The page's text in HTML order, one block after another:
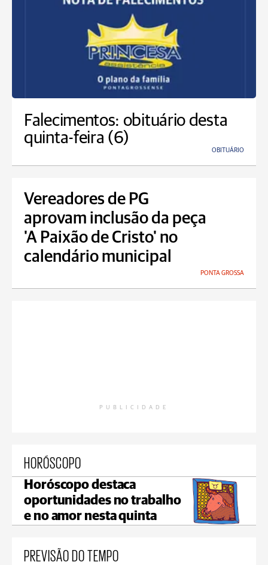
Falecimentos: obituário desta
quinta-feira (6)
OBITUÁRIO
Vereadores de PG
aprovam inclusão da peça
'A Paixão de Cristo' no
calendário municipal
PONTA GROSSA
PUBLICIDADE
HORÓSCOPO
Horóscopo destaca
oportunidades no trabalho
e no amor nesta quinta
PREVISÃO DO TEMPO